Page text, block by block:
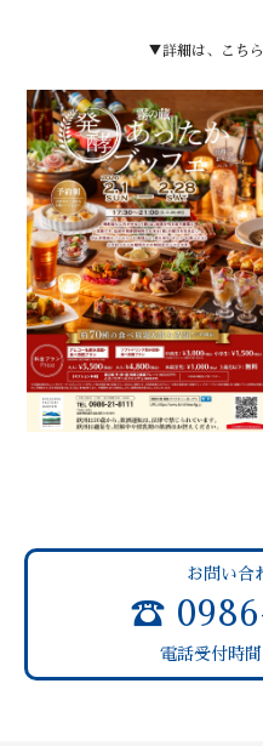
▼詳細は、こちら
お問い合
☎
電話受付時